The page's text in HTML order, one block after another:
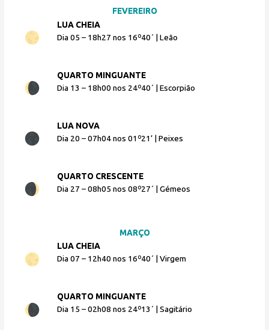
FEVEREIRO
LUA CHEIA
Dia 05 – 18h27 nos 16º40´ | Leão
QUARTO MINGUANTE
Dia 13 – 18h00 nos 24º40´ | Escorpião
LUA NOVA
Dia 20 – 07h04 nos 01º21’ | Peixes
QUARTO CRESCENTE
Dia 27 – 08h05 nos 08º27´ | Gémeos
MARÇO
LUA CHEIA
Dia 07 – 12h40 nos 16º40´ | Virgem
QUARTO MINGUANTE
Dia 15 – 02h08 nos 24º13´ | Sagitário